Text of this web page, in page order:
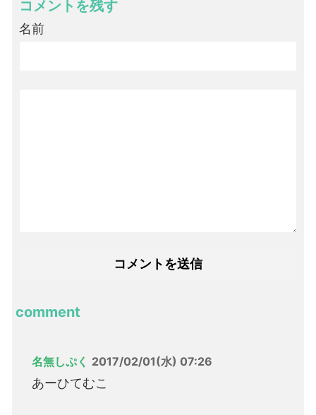
コメントを残す
名前
comment
名無しぷく 2017/02/01(水) 07:26
あーひてむこ